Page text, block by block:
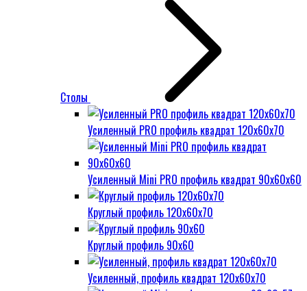
Столы
Усиленный PRO профиль квадрат 120х60х70
Усиленный Mini PRO профиль квадрат 90х60х60
Круглый профиль 120х60х70
Круглый профиль 90х60
Усиленный, профиль квадрат 120х60х70